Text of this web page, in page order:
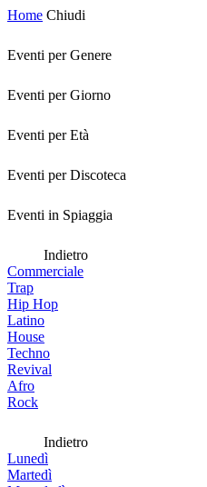
Home Chiudi
Eventi per Genere
Eventi per Giorno
Eventi per Età
Eventi per Discoteca
Eventi in Spiaggia
Indietro
Commerciale
Trap
Hip Hop
Latino
House
Techno
Revival
Afro
Rock
Indietro
Lunedì
Martedì